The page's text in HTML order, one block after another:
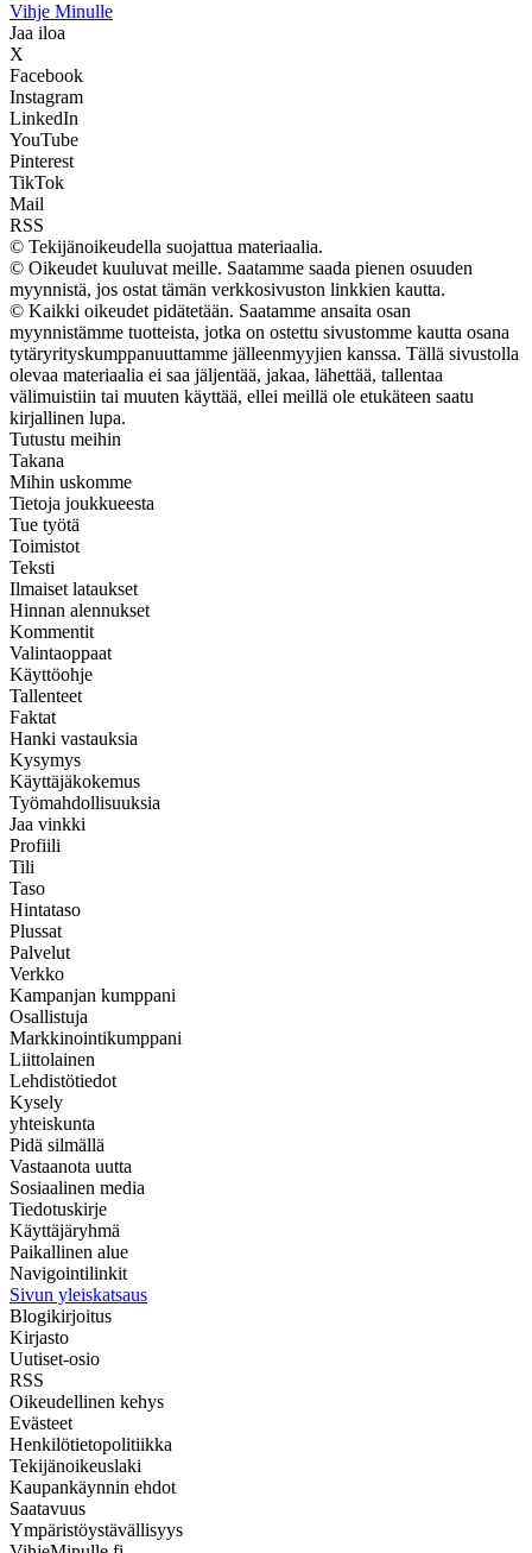
Vihje Minulle
Jaa iloa
X
Facebook
Instagram
LinkedIn
YouTube
Pinterest
TikTok
Mail
RSS
© Tekijänoikeudella suojattua materiaalia.
© Oikeudet kuuluvat meille. Saatamme saada pienen osuuden
myynnistä, jos ostat tämän verkkosivuston linkkien kautta.
© Kaikki oikeudet pidätetään. Saatamme ansaita osan
myynnistämme tuotteista, jotka on ostettu sivustomme kautta osana
tytäryrityskumppanuuttamme jälleenmyyjien kanssa. Tällä sivustolla
olevaa materiaalia ei saa jäljentää, jakaa, lähettää, tallentaa
välimuistiin tai muuten käyttää, ellei meillä ole etukäteen saatu
kirjallinen lupa.
Tutustu meihin
Takana
Mihin uskomme
Tietoja joukkueesta
Tue työtä
Toimistot
Teksti
Ilmaiset lataukset
Hinnan alennukset
Kommentit
Valintaoppaat
Käyttöohje
Tallenteet
Faktat
Hanki vastauksia
Kysymys
Käyttäjäkokemus
Työmahdollisuuksia
Jaa vinkki
Profiili
Tili
Taso
Hintataso
Plussat
Palvelut
Verkko
Kampanjan kumppani
Osallistuja
Markkinointikumppani
Liittolainen
Lehdistötiedot
Kysely
yhteiskunta
Pidä silmällä
Vastaanota uutta
Sosiaalinen media
Tiedotuskirje
Käyttäjäryhmä
Paikallinen alue
Navigointilinkit
Sivun yleiskatsaus
Blogikirjoitus
Kirjasto
Uutiset-osio
RSS
Oikeudellinen kehys
Evästeet
Henkilötietopolitiikka
Tekijänoikeuslaki
Kaupankäynnin ehdot
Saatavuus
Ympäristöystävällisyys